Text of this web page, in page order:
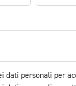
dati personali per